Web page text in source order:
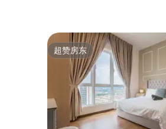
超赞房东
超赞房东